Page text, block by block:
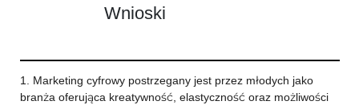
Wnioski
1. Marketing cyfrowy postrzegany jest przez młodych jako
branża oferująca kreatywność, elastyczność oraz możliwości